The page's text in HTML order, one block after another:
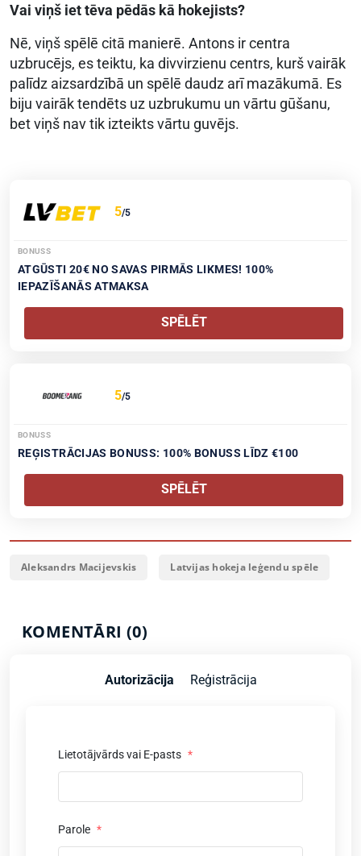
Vai viņš iet tēva pēdās kā hokejists?
Nē, viņš spēlē citā manierē. Antons ir centra
uzbrucējs, es teiktu, ka divvirzienu centrs, kurš vairāk
palīdz aizsardzībā un spēlē daudz arī mazākumā. Es
biju vairāk tendēts uz uzbrukumu un vārtu gūšanu,
bet viņš nav tik izteikts vārtu guvējs.
5/5
BONUSS
ATGŪSTI 20€ NO SAVAS PIRMĀS LIKMES! 100%
IEPAZĪŠANĀS ATMAKSA
SPĒLĒT
5/5
BONUSS
REĢISTRĀCIJAS BONUSS: 100% BONUSS LĪDZ €100
SPĒLĒT
Aleksandrs Macijevskis Latvijas hokeja leģendu spēle
KOMENTĀRI (0)
Autorizācija Reģistrācija
Lietotājvārds vai E-pasts *
Parole *